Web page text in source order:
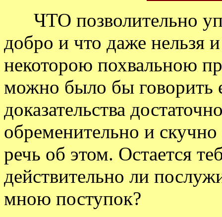
ЧТО позволительно
добро и что даже нельзя
некоторою похвальною
можно было бы говорить
доказательства
обременительно и
речь об этом. Остается
действительно ли
мною поступок?